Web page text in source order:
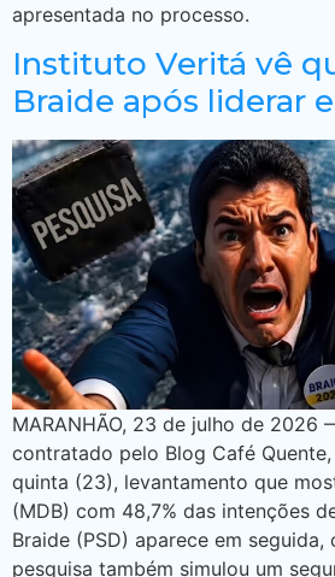
apresentada no processo.
Instituto Veritá vê
Braide após liderar
MARANHÃO, 23 de julho de 2026
contratado pelo Blog Café
quinta (23), levantamento que
(MDB) com 48,7% das intenções
Braide (PSD) aparece em seguida,
pesquisa também simulou um